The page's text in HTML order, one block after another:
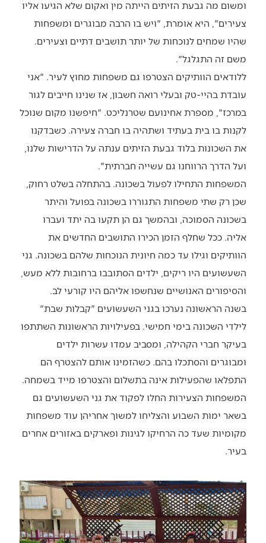
ומשום מה גבעת הזיתים הייתה מין ואקום שלא הגיעו אליו
צעירים", היא אומרת, "ויש בו הרבה מבוגרים ומשפחות
שהיו שמחים לנוכחות של יותר תושבים דתיים וצעירים.
משם זה התגלגל".
ללודאים הוותיקים הצטרפו גם משפחות מחוץ לעיר. "אני
עובדת בהיי-טק ובעלי רואה חשבון, אז שנינו חייבים לגור
במרכז", מספרת אחינועם שטרנליכט. "חיפשנו מקום שנוכל
לקנות בו בית בעתיד ושתהיה בו חברה צעירה. כשבדקנו
את השכונות בלוד גבעת הזיתים ענתה על הדרישות שלנו,
ועל הדרך הרווחנו גם עשייה חברתית".
המשפחות התחילו לפעול בשכונה. בהתחלה בשלט רחוק,
שכן רק שתי משפחות התגוררו בשכונה בפועל והיתר
בשכונה הסמוכה, ובהמשך גם הן תקעו בה יתד ועברו
אליה. ככל שחלף הזמן הכירו התושבים החדשים את
הוותיקים וגילו עד כמה חיונית הנוכחות שלהם בשכונה. גני
השעשועים היו ריקים, ילדים הסתובבו ברחובות ללא מעש,
והסיפורים האנושיים שנחשפו אליהם היו קורעי לב.
בשנה הראשונה נערכו בגני השעשועים "קבלות שבת"
לילדי השכונה בימי חמישי. בפעילויות הראשונות השתתפו
בעיקר חברי הקהילה, ומסביב עמדו עשרות ילדים
ומבוגרים והסתכלו בהם. כשהזמינו אותם להצטרף הם
התפלאו שהפעילות אינה בתשלום והצטרפו מייד בשמחה.
המשפחות הצעירות החלו לפקוד את גני השעשועים גם
בשאר ימות השבוע והצליחו למשוך אחריהן עוד משפחות
מקומיות שעד כה הרחיקו לגינות ופארקים באזורים אחרים
בעיר.